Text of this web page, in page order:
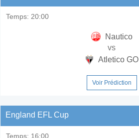
Temps: 20:00
Nautico
vs
Atletico GO
Voir Prédiction
England EFL Cup
Temps: 16:00